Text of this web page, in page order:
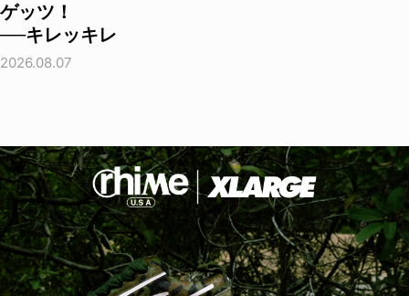
ゲッツ！
──キレッキレ
2026.08.07